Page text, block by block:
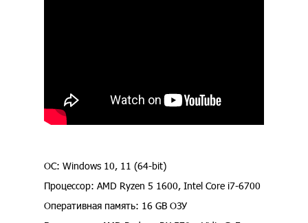
ОС: Windows 10, 11 (64-bit)
Процессор: AMD Ryzen 5 1600, Intel Core i7-6700
Оперативная память: 16 GB ОЗУ